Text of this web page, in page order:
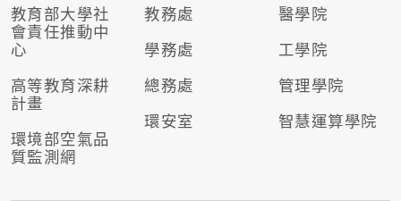
教育部大學社
會責任推動中
心
高等教育深耕
計畫
環境部空氣品
質監測網
教務處
學務處
總務處
環安室
醫學院
工學院
管理學院
智慧運算學院